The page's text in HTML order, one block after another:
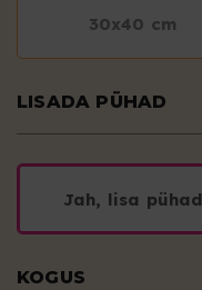
30x40 cm
LISADA PÜHAD
Jah, lisa pühad
KOGUS